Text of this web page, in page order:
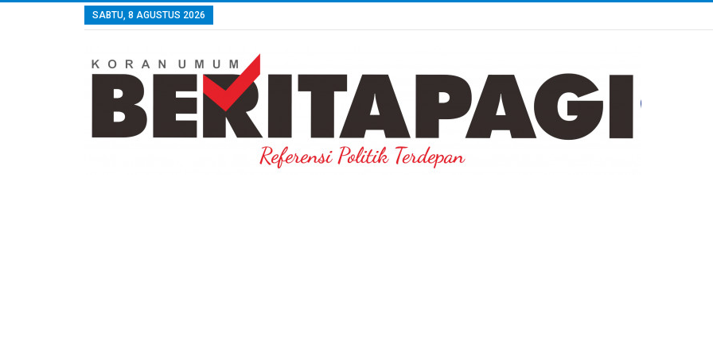
SABTU, 8 AGUSTUS 2026